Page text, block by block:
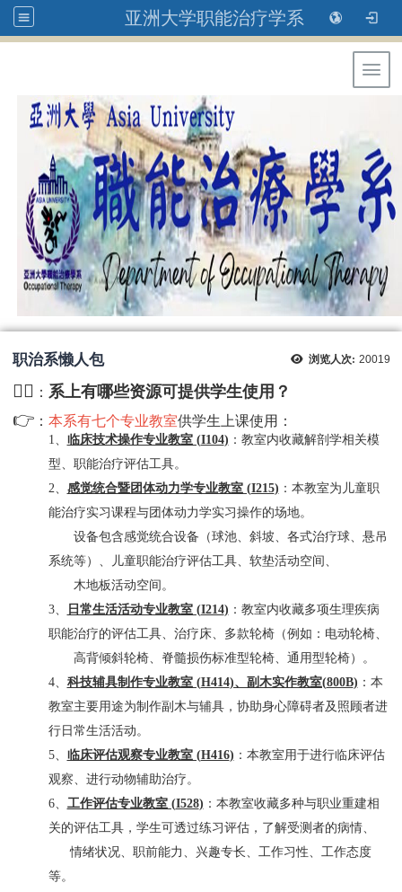
亚洲大学职能治疗学系
浏览人次: 20019
职治系懒人包
🙋‍♂️ ： 系上有哪些资源可提供学生使用？
👉： 本系有七个专业教室供学生上课使用：
1 临床技术操作专业教室 (I104) ：教室内收藏解剖学相关模
型、职能治疗评估工具。
2
感觉统合暨团体动力学专业教室 (I215) ：本教室为儿童职
能治疗实习课程与团体动力学实习操作的场地。
设备包含感觉统合设备（球池、斜坡、各式治疗球、悬吊
系统等）、儿童职能治疗评估工具、软垫活动空间、
木地板活动空间。
3、 日常生活活动专业教室 (I214) ：教室内收藏多项生理疾病
职能治疗的评估工具、治疗床、多款轮椅（例如：电动轮椅、
高背倾斜轮椅、脊髓损伤标准型轮椅、通用型轮椅）。
4、 科技辅具制作专业教室 (H414)、副木实作教室(800B) ：本
教室主要用途为制作副木与辅具，协助身心障碍者及照顾者进
行日常生活活动。
5、 临床评估观察专业教室 (H416) ：本教室用于进行临床评估
观察、进行动物辅助治疗。
6、 工作评估专业教室 (I528) ：本教室收藏多种与职业重建相
关的评估工具，学生可透过练习评估，了解受测者的病情、
情绪状况、职前能力、兴趣专长、工作习性、工作态度
等。